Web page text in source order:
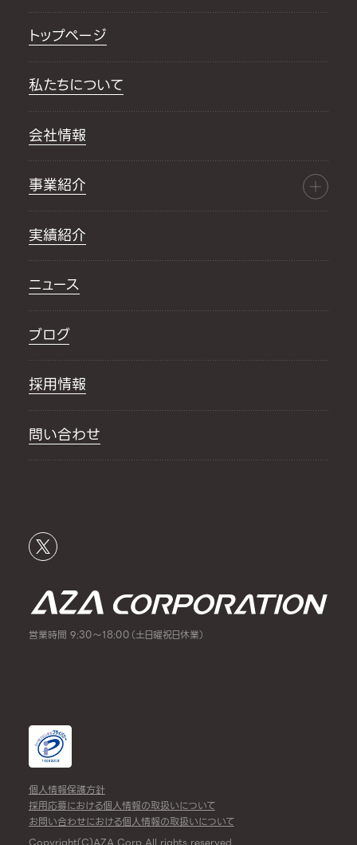
トップページ
私たちについて
会社情報
事業紹介
実績紹介
ニュース
ブログ
採用情報
問い合わせ
営業時間 9:30～18:00（土日曜祝日休業）
個人情報保護方針
採用応募における個人情報の取扱いについて
お問い合わせにおける個人情報の取扱いについて